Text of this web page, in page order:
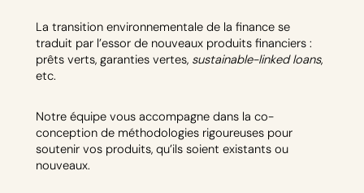
La transition environnementale de la finance se
traduit par l’essor de nouveaux produits financiers :
prêts verts, garanties vertes, sustainable-linked loans,
etc.
Notre équipe vous accompagne dans la co-
conception de méthodologies rigoureuses pour
soutenir vos produits, qu’ils soient existants ou
nouveaux.